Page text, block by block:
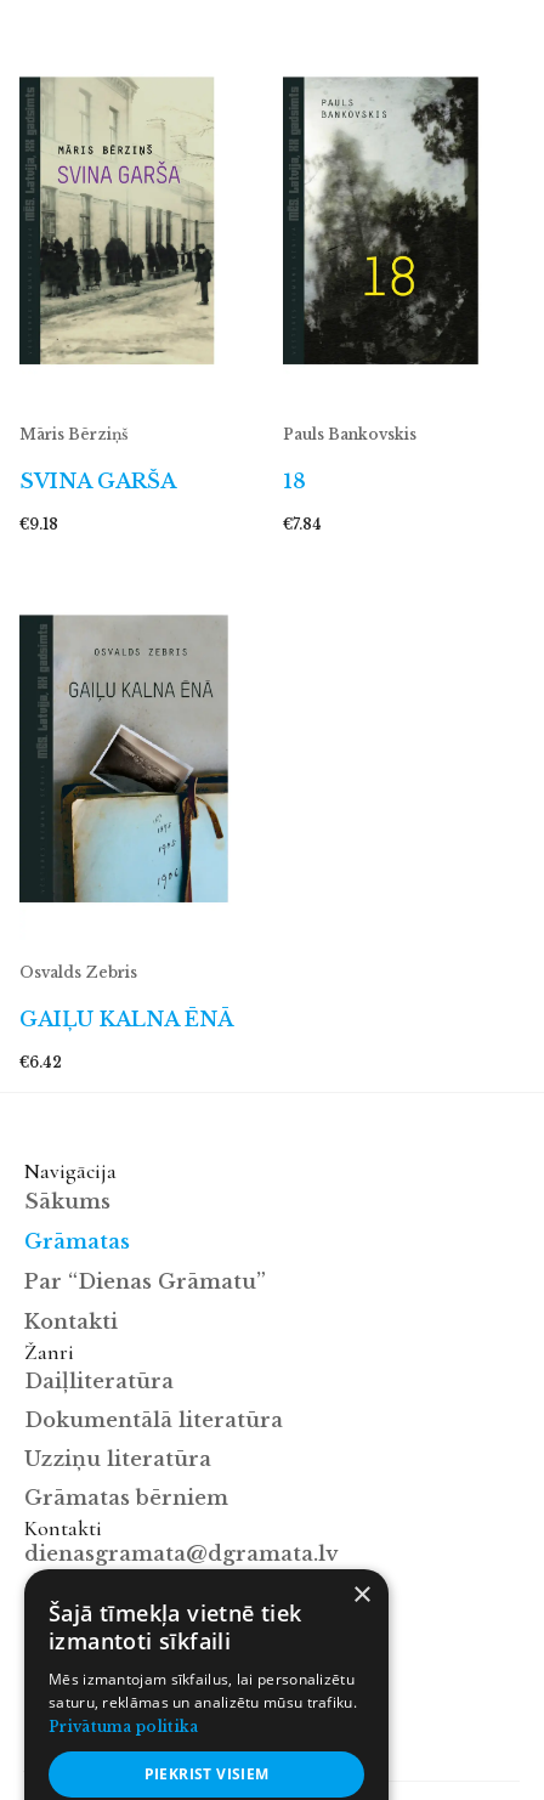
Māris Bērziņš
SVINA GARŠA
€9.18
Pauls Bankovskis
18
€7.84
Osvalds Zebris
GAIĻU KALNA ĒNĀ
€6.42
Navigācija
Sākums
Grāmatas
Par “Dienas Grāmatu”
Kontakti
Žanri
Daiļliteratūra
Dokumentālā literatūra
Uzziņu literatūra
Grāmatas bērniem
Kontakti
dienasgramata@dgramata.lv
+371 67063129
Mūkusalas iela 15a, Rīga, LV-1004
Facebook
Instagram
X.com
×
Šajā tīmekļa vietnē tiek
izmantoti sīkfaili
Mēs izmantojam sīkfailus, lai personalizētu
saturu, reklāmas un analizētu mūsu trafiku.
Privātuma politika
PIEKRIST VISIEM